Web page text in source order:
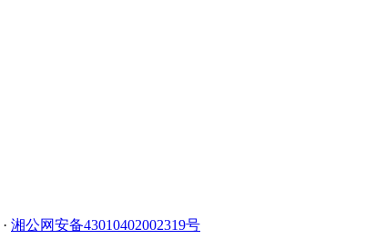
· 湘公网安备43010402002319号